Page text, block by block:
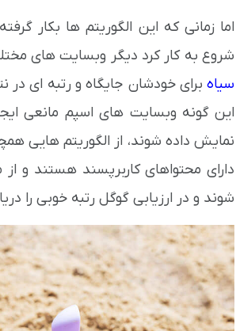
اما زمانی که این الگوریتم ها بکار
شروع به کار کرد دیگر وبسایت های
سیاهبرای خودشان جایگاه و رتبه ای
این گونه وبسایت های اسپم مانعی
نمایش داده شوند، از الگوریتم
دارای محتواهای کاربرپسند هستند و
شوند و در ارزیابی گوگل رتبه خوبی را